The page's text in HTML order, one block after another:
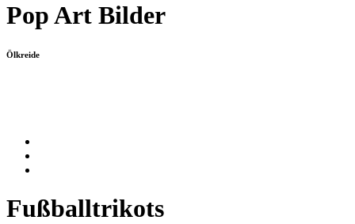
Pop Art Bilder
Ölkreide
Fußballtrikots